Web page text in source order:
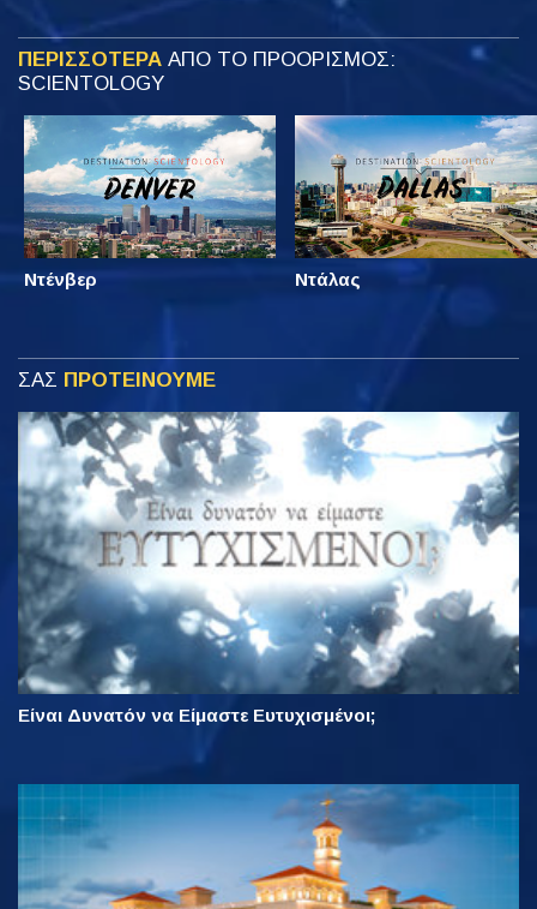
ΠΕΡΙΣΣΟΤΕΡΑ ΑΠΟ ΤΟ ΠΡΟΟΡΙΣΜΟΣ:
SCIENTOLOGY
Ντένβερ Ντάλας
ΣΑΣ ΠΡΟΤΕΙΝΟΥΜΕ
Είναι Δυνατόν να Είμαστε Ευτυχισμένοι;